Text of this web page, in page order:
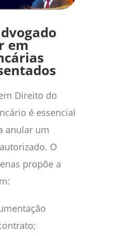
em
Direito do
é essencial
anular um
O
propõe a